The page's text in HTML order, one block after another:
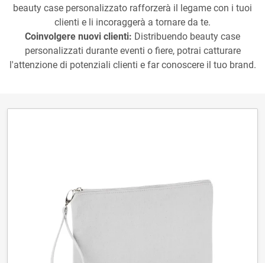
beauty case personalizzato rafforzerà il legame con i tuoi
clienti e li incoraggerà a tornare da te.
Coinvolgere nuovi clienti: Distribuendo beauty case
personalizzati durante eventi o fiere, potrai catturare
l'attenzione di potenziali clienti e far conoscere il tuo brand.